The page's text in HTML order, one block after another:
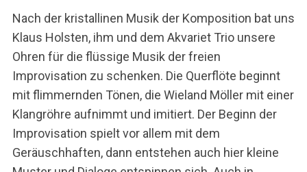
Nach der kristallinen Musik der Komposition bat uns
Klaus Holsten, ihm und dem Akvariet Trio unsere
Ohren für die flüssige Musik der freien
Improvisation zu schenken. Die Querflöte beginnt
mit flimmernden Tönen, die Wieland Möller mit einer
Klangröhre aufnimmt und imitiert. Der Beginn der
Improvisation spielt vor allem mit dem
Geräuschhaften, dann entstehen auch hier kleine
c
h
f
o